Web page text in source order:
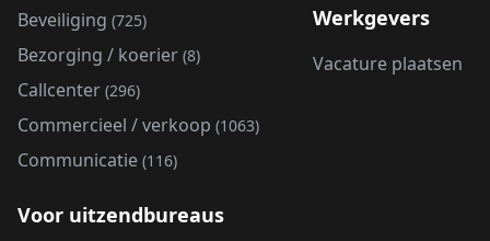
Beveiliging (725)
Bezorging / koerier (8)
Callcenter (296)
Commercieel / verkoop (1063)
Communicatie (116)
Werkgevers
Vacature plaatsen
Voor uitzendbureaus